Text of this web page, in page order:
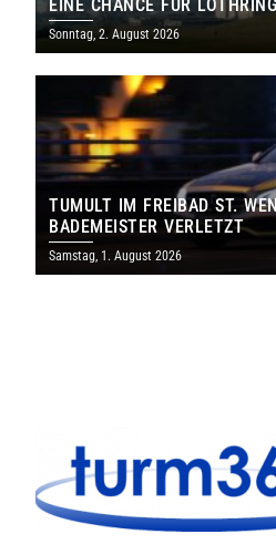
EINE CHANCE FÜR
SAARLAND
Sonntag, 2. August 2026
TUMULT IM FREIBAD ST.
BADEMEISTER VERLETZT
Samstag, 1. August 2026